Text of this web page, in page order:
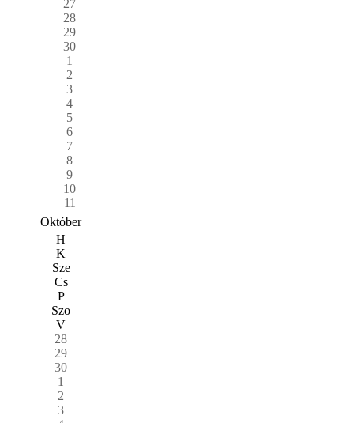
27
28
29
30
1
2
3
4
5
6
7
8
9
10
11
Október
H
K
Sze
Cs
P
Szo
V
28
29
30
1
2
3